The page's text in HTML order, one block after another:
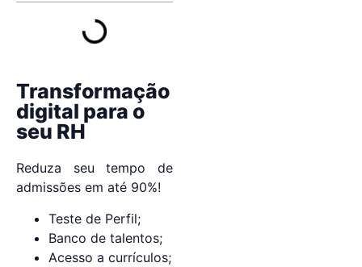
Transformação
digital para o
seu RH
Reduza seu tempo de
admissões em até 90%!
Teste de Perfil;
Banco de talentos;
Acesso a currículos;